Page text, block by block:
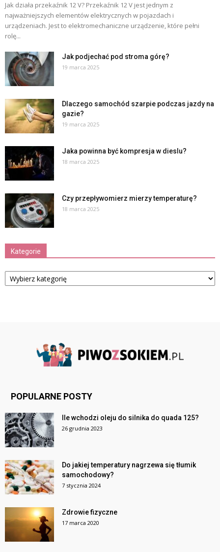
Jak działa przekaźnik 12 V? Przekaźnik 12 V jest jednym z
najważniejszych elementów elektrycznych w pojazdach i
urządzeniach. Jest to elektromechaniczne urządzenie, które pełni
rolę...
Jak podjechać pod stroma górę?
19 marca 2025
Dlaczego samochód szarpie podczas jazdy na
gazie?
19 marca 2025
Jaka powinna być kompresja w dieslu?
18 marca 2025
Czy przepływomierz mierzy temperaturę?
18 marca 2025
Kategorie
Kategorie
POPULARNE POSTY
Ile wchodzi oleju do silnika do quada 125?
26 grudnia 2023
Do jakiej temperatury nagrzewa się tłumik
samochodowy?
7 stycznia 2024
Zdrowie fizyczne
17 marca 2020